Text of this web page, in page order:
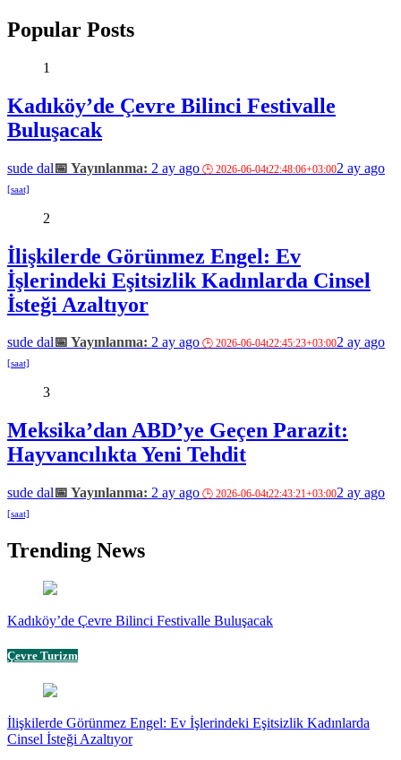
Popular Posts
1
Kadıköy’de Çevre Bilinci Festivalle
Buluşacak
sude dal 2 ay ago 2 ay ago
2
İlişkilerde Görünmez Engel: Ev
İşlerindeki Eşitsizlik Kadınlarda Cinsel
İsteği Azaltıyor
sude dal 2 ay ago 2 ay ago
3
Meksika’dan ABD’ye Geçen Parazit:
Hayvancılıkta Yeni Tehdit
sude dal 2 ay ago 2 ay ago
Trending News
Kadıköy’de Çevre Bilinci Festivalle Buluşacak
Çevre Turizm
İlişkilerde Görünmez Engel: Ev İşlerindeki Eşitsizlik Kadınlarda
Cinsel İsteği Azaltıyor